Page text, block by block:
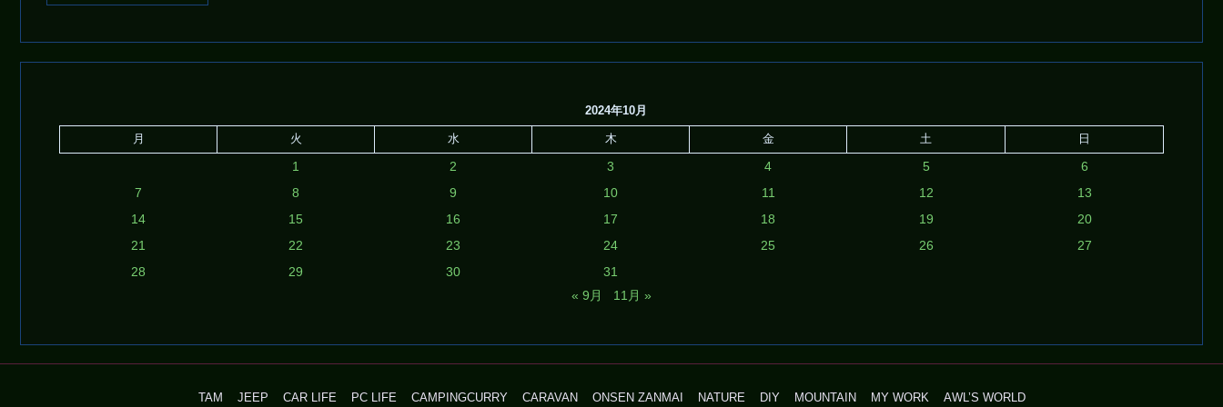
2024年10月
月 火 水 木 金 土 日
1 2 3 4 5
6
7
8 9 10 11 12
13
14
15 16 17 18 19
20
21
22 23 24 25 26
27
28
29 30
31
« 9月
11月 »
TAM JEEP CAR LIFE PC LIFE CAMPINGCURRY CARAVAN ONSEN ZANMAI NATURE DIY MOUNTAIN MY WORK AWL’S WORLD